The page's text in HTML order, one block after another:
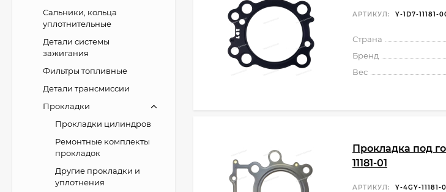
АРТИКУЛ: Y-1D7-11181-
Страна
Бренд
Вес
Прокладка под
11181-01
АРТИКУЛ: Y-4GY-11181-
Сальники, кольца
уплотнительные
Детали системы
зажигания
Фильтры топливные
Детали трансмиссии
Прокладки
Прокладки цилиндров
Ремонтные комплекты
прокладок
Другие прокладки и
уплотнения